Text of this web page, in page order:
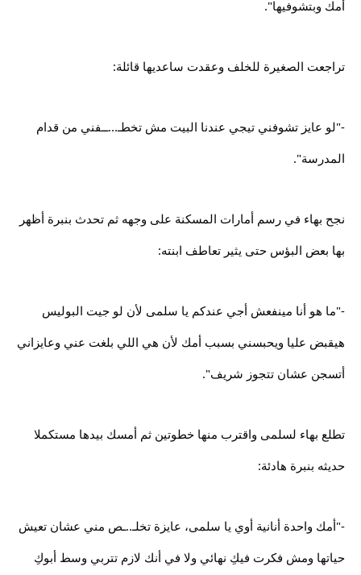
أمك وبتشوفيها".
تراجعت الصغيرة للخلف وعقدت ساعديها قائلة:
-"لو عايز تشوفني تيجي عندنا البيت مش تخطـ...ــفني من قدام
المدرسة".
نجح بهاء في رسم أمارات المسكنة على وجهه ثم تحدث بنبرة أظهر
بها بعض البؤس حتى يثير تعاطف ابنته:
-"ما هو أنا مينفعش أجي عندكم يا سلمى لأن لو جيت البوليس
هيقبض عليا ويحبسني بسبب أمك لأن هي اللي بلغت عني وعايزاني
أتسجن عشان تتجوز شريف".
تطلع بهاء لسلمى واقترب منها خطوتين ثم أمسك بيدها مستكملا
حديثه بنبرة هادئة:
-"أمك واحدة أنانية أوي يا سلمى، عايزة تخلـ..ـص مني عشان تعيش
حياتها ومش فكرت فيكِ نهائي ولا في أنك لازم تتربي وسط أبوكِ